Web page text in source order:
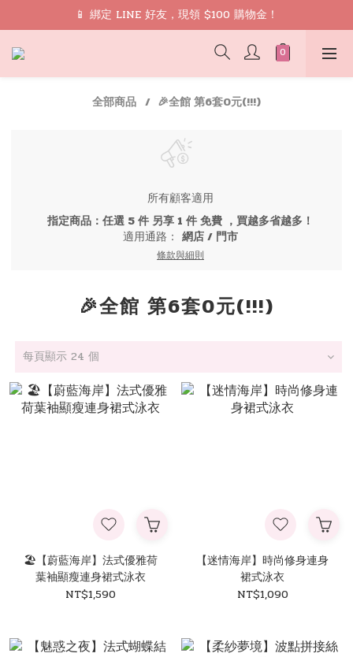
🎁 禮遇： 加入會員領取 9 折 優惠券再免運
📱 綁定 LINE 好友，現領 $100 購物金！
🎁 禮遇： 加入會員領取 9 折 優惠券再免運
全部商品 🎉全館 第6套0元(!!!)
所有顧客適用
指定商品：任選 5 件 另享 1 件 免費 ，買越多省越多！
適用通路： 網店/ 門市
條款與細則
🎉全館 第6套0元(!!!)
每頁顯示 24 個
🏖️【蔚藍海岸】法式優雅荷
葉袖顯瘦連身裙式泳衣
NT$1,590
【迷情海岸】時尚修身連身
裙式泳衣
NT$1,090